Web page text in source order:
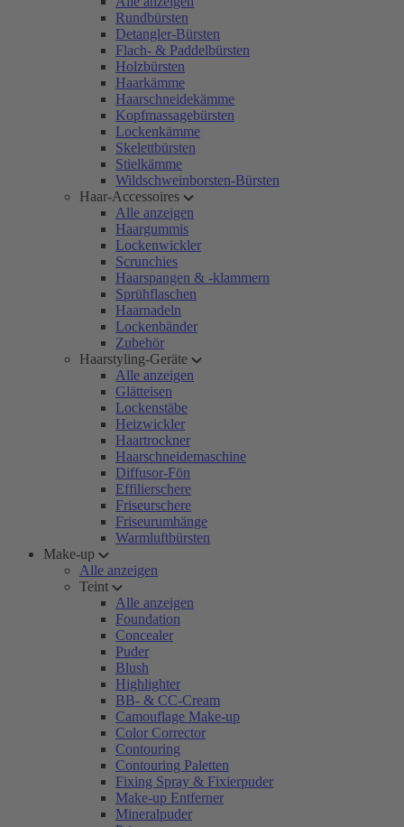
Rundbürsten
Detangler-Bürsten
Flach- & Paddelbürsten
Holzbürsten
Haarkämme
Haarschneidekämme
Kopfmassagebürsten
Lockenkämme
Skelettbürsten
Stielkämme
Wildschweinborsten-Bürsten
Haar-Accessoires
Alle anzeigen
Haargummis
Lockenwickler
Scrunchies
Haarspangen & -klammern
Sprühflaschen
Haarnadeln
Lockenbänder
Zubehör
Haarstyling-Geräte
Alle anzeigen
Glätteisen
Lockenstäbe
Heizwickler
Haartrockner
Haarschneidemaschine
Diffusor-Fön
Effilierschere
Friseurschere
Friseurumhänge
Warmluftbürsten
Make-up
Alle anzeigen
Teint
Alle anzeigen
Foundation
Concealer
Puder
Blush
Highlighter
BB- & CC-Cream
Camouflage Make-up
Color Corrector
Contouring
Contouring Paletten
Fixing Spray & Fixierpuder
Make-up Entferner
Mineralpuder